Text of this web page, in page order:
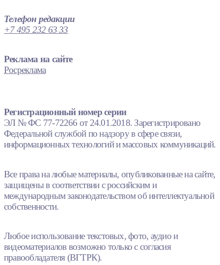
Телефон редакции
+7 495 232 63 33
Реклама на сайте
Росреклама
Регистрационный номер серии
ЭЛ № ФС 77-72266 от 24.01.2018. Зарегистрировано
Федеральной службой по надзору в сфере связи,
информационных технологий и массовых коммуникаций.
Все права на любые материалы, опубликованные на сайте,
защищены в соответствии с российским и
международным законодательством об интеллектуальной
собственности.
Любое использование текстовых, фото, аудио и
видеоматериалов возможно только с согласия
правообладателя (ВГТРК).